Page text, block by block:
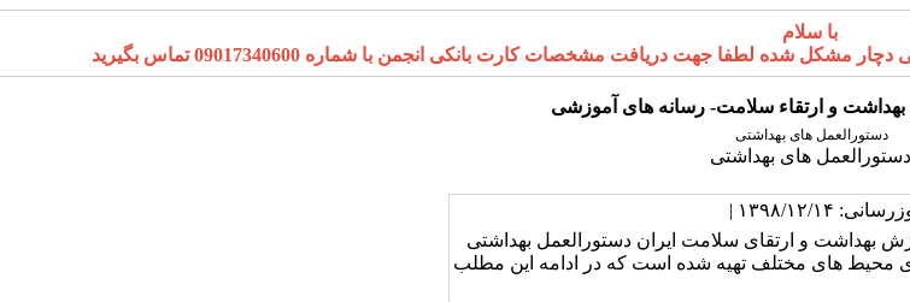
با سلام
شده لطفا جهت دریافت مشخصات کارت بانکی انجمن با شماره 09017340600 تماس بگیرید
و ارتقاء سلامت- رسانه های آموزشی
دستورالعمل های بهداشتی
دستورالعمل های بهداشتی
۱۳۹۸/۱۲/۱۴ |
بهداشت و ارتقای سلامت ایران دستورالعمل بهداشتی
محیط های مختلف تهیه شده است که در ادامه این مطلب